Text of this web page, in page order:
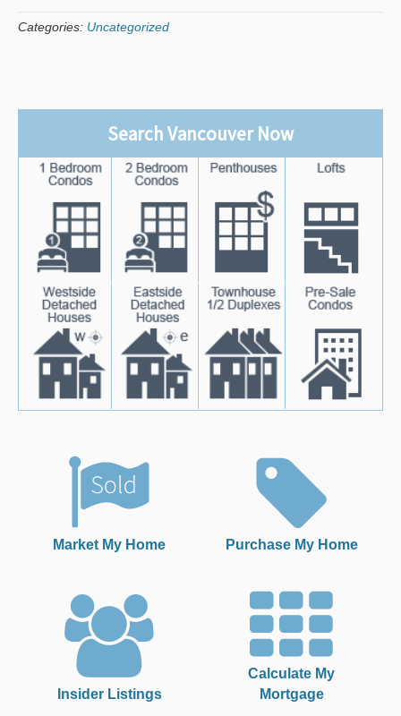
Categories: Uncategorized
Search Vancouver Now
Market My Home Purchase My Home
Insider Listings
Calculate My
Mortgage